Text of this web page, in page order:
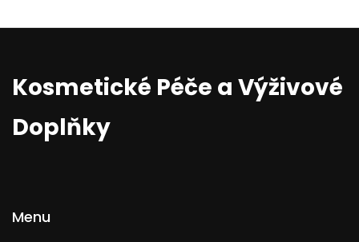
Kosmetické Péče a Výživové
Doplňky
Menu